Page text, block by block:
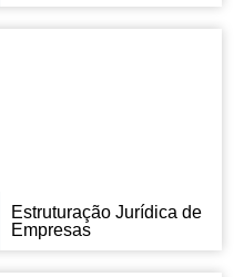
Estruturação Jurídica de
Empresas